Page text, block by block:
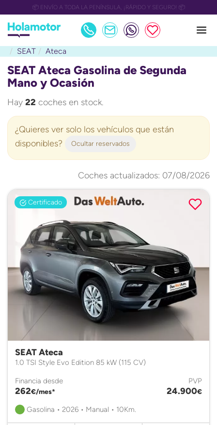
📅 OULET Grupo Safamotor hasta 15.000€ descuento📅
SEAT Ateca
SEAT Ateca Gasolina de Segunda
Mano y Ocasión
Hay 22 coches en stock.
¿Quieres ver solo los vehículos que están
disponibles?
Ocultar reservados
Coches actualizados: 07/08/2026
Certificado
SEAT Ateca
1.0 TSI Style Evo Edition 85 kW (115 CV)
Financia desde
262€/mes*
PVP
24.900€
Gasolina • 2026 • Manual • 10Km.